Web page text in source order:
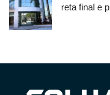
reta final e